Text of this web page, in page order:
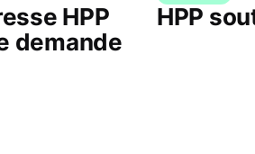
HPP
demande
HPP